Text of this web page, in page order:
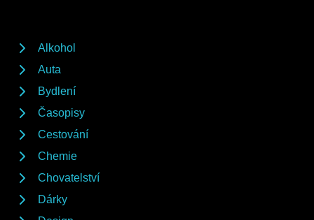
Alkohol
Auta
Bydlení
Časopisy
Cestování
Chemie
Chovatelství
Dárky